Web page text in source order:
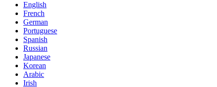
English
French
German
Portuguese
Spanish
Russian
Japanese
Korean
Arabic
Irish